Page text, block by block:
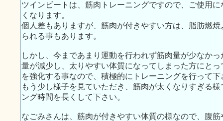
ツインビートは、筋肉トレーニングですので、ご使用
くなります。
個人差もありますが、筋肉が付きやすい方は、脂肪燃
られる事もあります。
しかし、今まであまり運動を行われず筋肉量が少なか
量が減少し、太りやすい体質になってしまった方にと
を強化する事なので、積極的にトレーニングを行って下
もう少し様子を見ていただき、筋肉が太くなりすぎる
ング時間を長くして下さい。
なごみさんは、筋肉が付きやすい体質の様なので、腹